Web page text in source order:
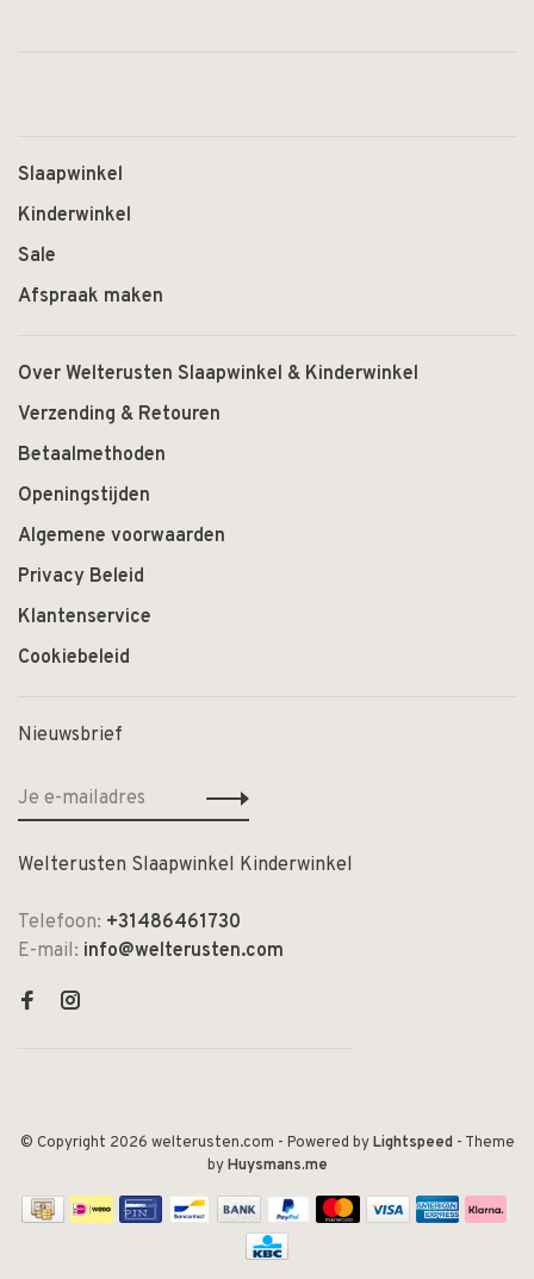
Slaapwinkel
Kinderwinkel
Sale
Afspraak maken
Over Welterusten Slaapwinkel & Kinderwinkel
Verzending & Retouren
Betaalmethoden
Openingstijden
Algemene voorwaarden
Privacy Beleid
Klantenservice
Cookiebeleid
Nieuwsbrief
Welterusten Slaapwinkel Kinderwinkel
Telefoon: +31486461730
E-mail: info@welterusten.com
© Copyright 2026 welterusten.com - Powered byLightspeed- Theme
byHuysmans.me